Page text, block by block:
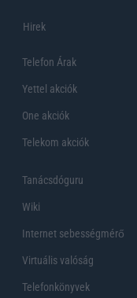
Hirek
Telefon Árak
Yettel akciók
One akciók
Telekom akciók
Tanácsdóguru
Wiki
Internet sebességmérő
Virtuális valóság
Telefonkönyvek